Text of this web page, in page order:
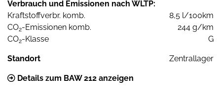
Verbrauch und Emissionen nach WLTP:
Kraftstoffverbr. komb.
8,5 l/100km
CO2-Emissionen komb.
244 g/km
CO2-Klasse G
Standort Zentrallager
Details zum BAW 212 anzeigen